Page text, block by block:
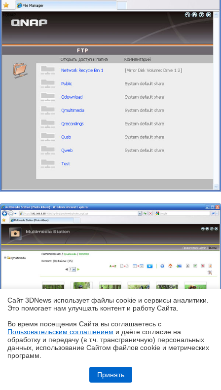
Обзор игрового QD-OLED WQHD-монитора Acer Predator X27U W1:
Сайт 3DNews использует файлы cookie и сервисы аналитики.
Это помогает нам улучшать контент и работу Cайта.
Во время посещения Cайта вы соглашаетесь с
Пользовательским соглашением и даёте согласие на
обработку и передачу (в т.ч. трансграничную) персональных
данных, использование Cайтом файлов cookie и метрических
программ.
Принять